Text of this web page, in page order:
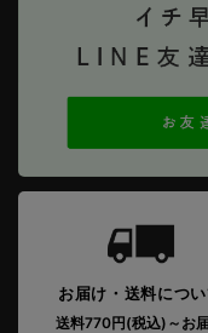
お届け・送料につ
送料770円(税込)～お